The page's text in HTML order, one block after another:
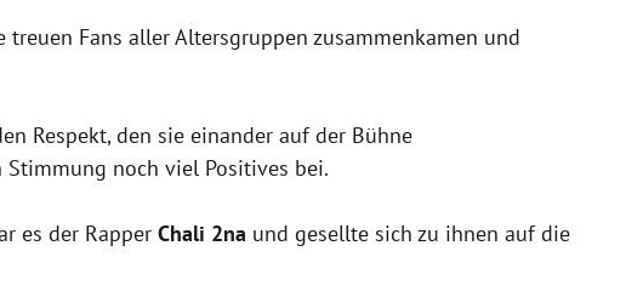
treuen Fans aller Altersgruppen zusammenkamen und
Respekt, den sie einander auf der Bühne
noch viel Positives bei.
es der Rapper Chali 2na und gesellte sich zu ihnen auf die